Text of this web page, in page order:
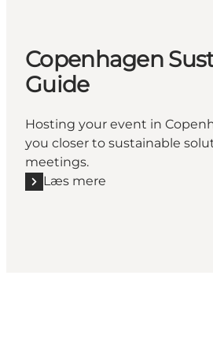
Copenhagen
Guide
Hosting your event in
you closer to sustainable
meetings.
Læs mere
Læs mere "Copenhagen